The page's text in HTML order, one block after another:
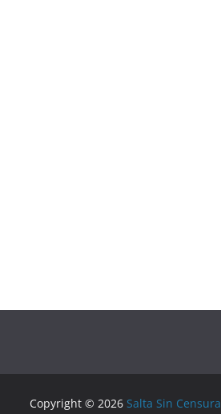
Copyright © 2026 Salta Sin Censura